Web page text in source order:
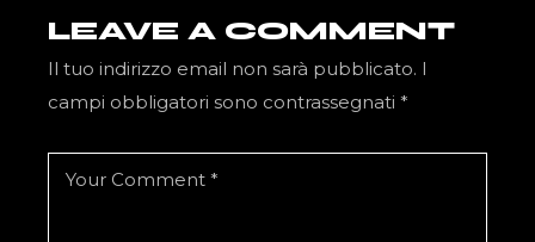
LEAVE A COMMENT
Il tuo indirizzo email non sarà pubblicato. I
campi obbligatori sono contrassegnati*